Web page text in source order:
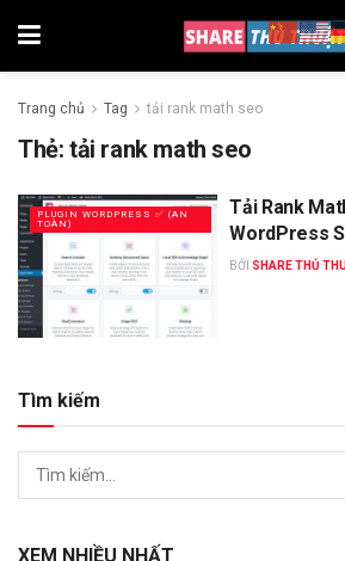
Trang chủ Tag tải rank math seo
Thẻ:tải rank math seo
PLUGIN WORDPRESS ✅ (AN
TOÀN)
Tải Rank
WordPress
BỞI SHARE THỦ
Tìm kiếm
XEM NHIỀU NHẤT